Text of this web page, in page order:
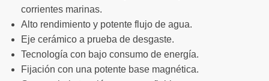
corrientes marinas.
Alto rendimiento y potente flujo de agua.
Eje cerámico a prueba de desgaste.
Tecnología con bajo consumo de energía.
Fijación con una potente base magnética.